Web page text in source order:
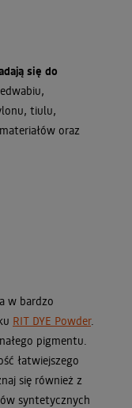
się do
tiulu,
oraz
w bardzo
RIT DYE Powder.
pigmentu.
łatwiejszego
się również z
syntetycznych